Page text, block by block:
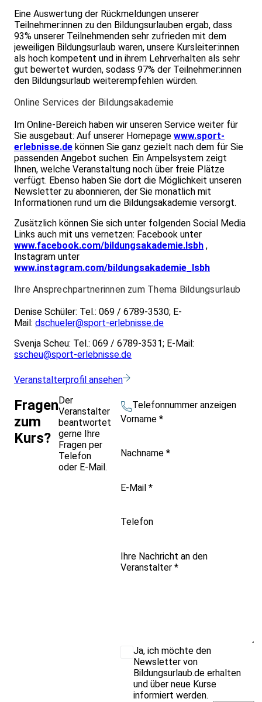
Eine Auswertung der Rückmeldungen unserer
Teilnehmer:innen zu den Bildungsurlauben ergab, dass
93% unserer Teilnehmenden sehr zufrieden mit dem
jeweiligen Bildungsurlaub waren, unsere Kursleiter:innen
als hoch kompetent und in ihrem Lehrverhalten als sehr
gut bewertet wurden, sodass 97% der Teilnehmer:innen
den Bildungsurlaub weiterempfehlen würden.
Online Services der Bildungsakademie
Im Online-Bereich haben wir unseren Service weiter für
Sie ausgebaut: Auf unserer Homepage www.sport-
erlebnisse.de können Sie ganz gezielt nach dem für Sie
passenden Angebot suchen. Ein Ampelsystem zeigt
Ihnen, welche Veranstaltung noch über freie Plätze
verfügt. Ebenso haben Sie dort die Möglichkeit unseren
Newsletter zu abonnieren, der Sie monatlich mit
Informationen rund um die Bildungsakademie versorgt.
Zusätzlich können Sie sich unter folgenden Social Media
Links auch mit uns vernetzen: Facebook unter
www.facebook.com/bildungsakademie.lsbh ,
Instagram unter
www.instagram.com/bildungsakademie_lsbh
Ihre Ansprechpartnerinnen zum Thema Bildungsurlaub
Denise Schüler: Tel.: 069 / 6789-3530; E-
Mail: dschueler@sport-erlebnisse.de
Svenja Scheu: Tel.: 069 / 6789-3531; E-Mail:
sscheu@sport-erlebnisse.de
Veranstalterprofil ansehen
Fragen
zum
Kurs?
Der
Veranstalter
beantwortet
gerne Ihre
Fragen per
Telefon
oder E-Mail.
Telefonnummer anzeigen
Vorname *
Nachname *
E-Mail *
Telefon
Ihre Nachricht an den
Veranstalter *
Ja, ich möchte den
Newsletter von
Bildungsurlaub.de erhalten
und über neue Kurse
informiert werden.